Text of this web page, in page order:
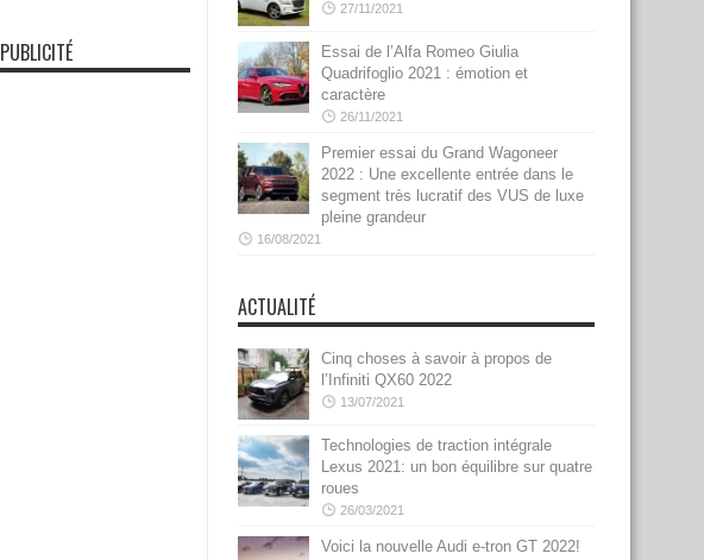
PUBLICITÉ
27/11/2021
Essai de l’Alfa Romeo Giulia
Quadrifoglio 2021 : émotion et
caractère
26/11/2021
Premier essai du Grand Wagoneer
2022 : Une excellente entrée dans le
segment très lucratif des VUS de luxe
pleine grandeur
16/08/2021
ACTUALITÉ
Cinq choses à savoir à propos de
l’Infiniti QX60 2022
13/07/2021
Technologies de traction intégrale
Lexus 2021: un bon équilibre sur quatre
roues
26/03/2021
Voici la nouvelle Audi e-tron GT 2022!